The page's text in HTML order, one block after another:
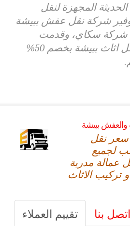
المجهزة لنقل
شركة نقل عفش ببيشة
شركة سكاي، وقدمت
الشركة خدمات نقل اثاث ببيشة بخصم 50%
ببيشة
نقل
عمالة مدربة
الاثاث
تقييم العملاء
بنا